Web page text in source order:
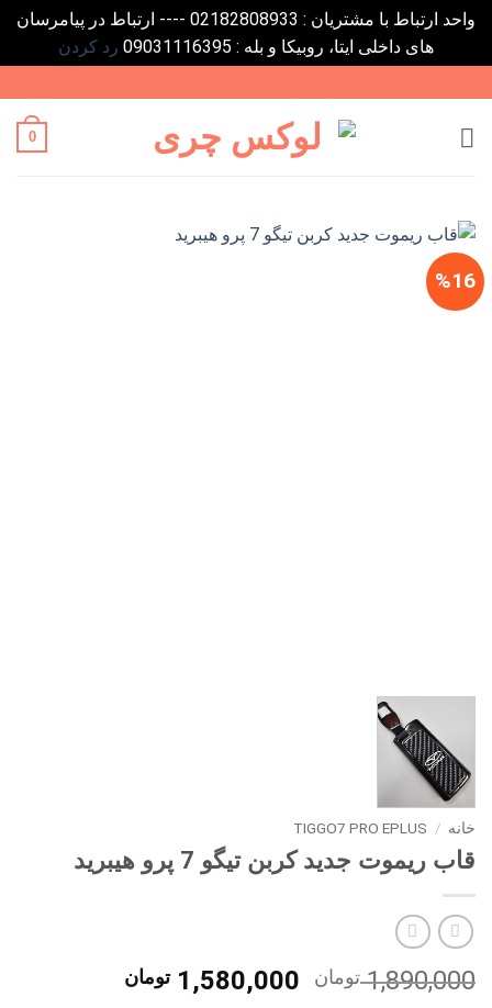
واحد ارتباط با مشتریان : 02182808933 ---- ارتباط در پیامرسان
های داخلی ایتا، روبیکا و بله : 09031116395
رد کردن
to
content
0
%16
خانه /
TIGGO7 PRO EPLUS
قاب ریموت جدید کربن تیگو 7 پرو هیبرید
1,890,000 تومان
قیمت
1,580,000 تومان